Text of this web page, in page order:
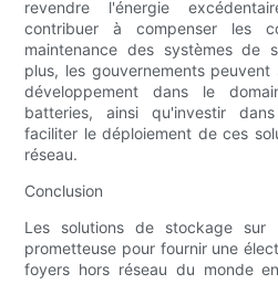
revendre l'énergie
contribuer à compenser les
maintenance des systèmes de
plus, les gouvernements
développement dans le
batteries, ainsi qu'investir
faciliter le déploiement de ces
réseau.
Conclusion
Les solutions de stockage
prometteuse pour fournir une
foyers hors réseau du monde